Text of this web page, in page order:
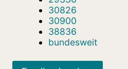
30826
30900
38836
bundesweit